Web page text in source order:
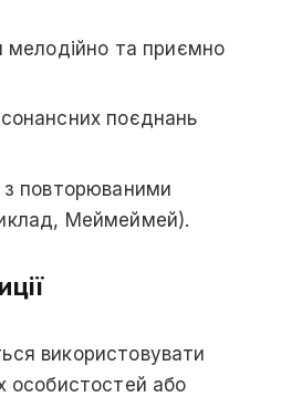
мелодійно та приємно
поєднань
з повторюваними
Меймеймей).
використовувати
особистостей або